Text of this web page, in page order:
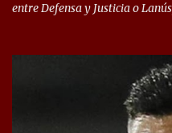
entre Defensa y Justicia o
que iniciará en fase de grupos
primeros de cada grupo
las fases de grupos de la
noche de Copas Rey! ⚽🇦🇹👑🏆.